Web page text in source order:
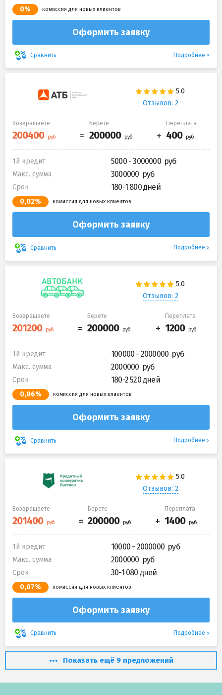
0% комиссия для новых клиентов
Оформить заявку
Сравнить Подробнее
Отзывов: 2
Возвращаете Берете Переплата
1й кредит 5000 - 3000000
Макс. сумма 3000000
Срок 180-1 800 дней
0,02% комиссия для новых клиентов
Оформить заявку
Сравнить Подробнее
Отзывов: 2
Возвращаете Берете Переплата
1й кредит 100000 - 2000000
Макс. сумма 2000000
Срок 180-2 520 дней
0,06% комиссия для новых клиентов
Оформить заявку
Сравнить Подробнее
Отзывов: 2
Возвращаете Берете Переплата
1й кредит 10000 - 2000000
Макс. сумма 2000000
Срок 30-1 080 дней
0,07% комиссия для новых клиентов
Оформить заявку
Сравнить Подробнее
Показать ещё 9 предложений